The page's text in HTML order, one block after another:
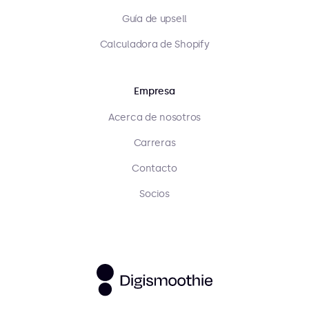
Guía de upsell
Calculadora de Shopify
Empresa
Acerca de nosotros
Carreras
Contacto
Socios